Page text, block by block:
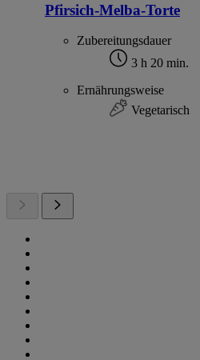
Pfirsich-Melba-Torte
Zubereitungsdauer
3 h 20 min.
Ernährungsweise
Vegetarisch